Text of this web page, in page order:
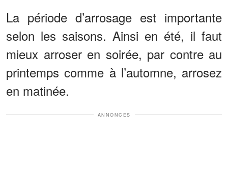
La période d’arrosage est importante
selon les saisons. Ainsi en été, il faut
mieux arroser en soirée, par contre au
printemps comme à l’automne, arrosez
en matinée.
ANNONCES